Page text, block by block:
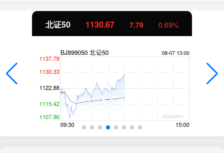
北证50 1130.67 7.79 0.69%